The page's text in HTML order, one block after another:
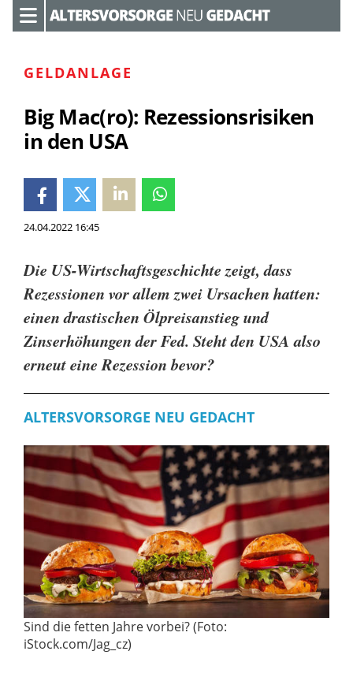
GELDANLAGE
Big Mac(ro): Rezessionsrisiken
in den USA
24.04.2022 16:45
Die US-Wirtschaftsgeschichte zeigt, dass
Rezessionen vor allem zwei Ursachen hatten:
einen drastischen Ölpreisanstieg und
Zinserhöhungen der Fed. Steht den USA also
erneut eine Rezession bevor?
ALTERSVORSORGE NEU GEDACHT
Sind die fetten Jahre vorbei? (Foto:
iStock.com/Jag_cz)